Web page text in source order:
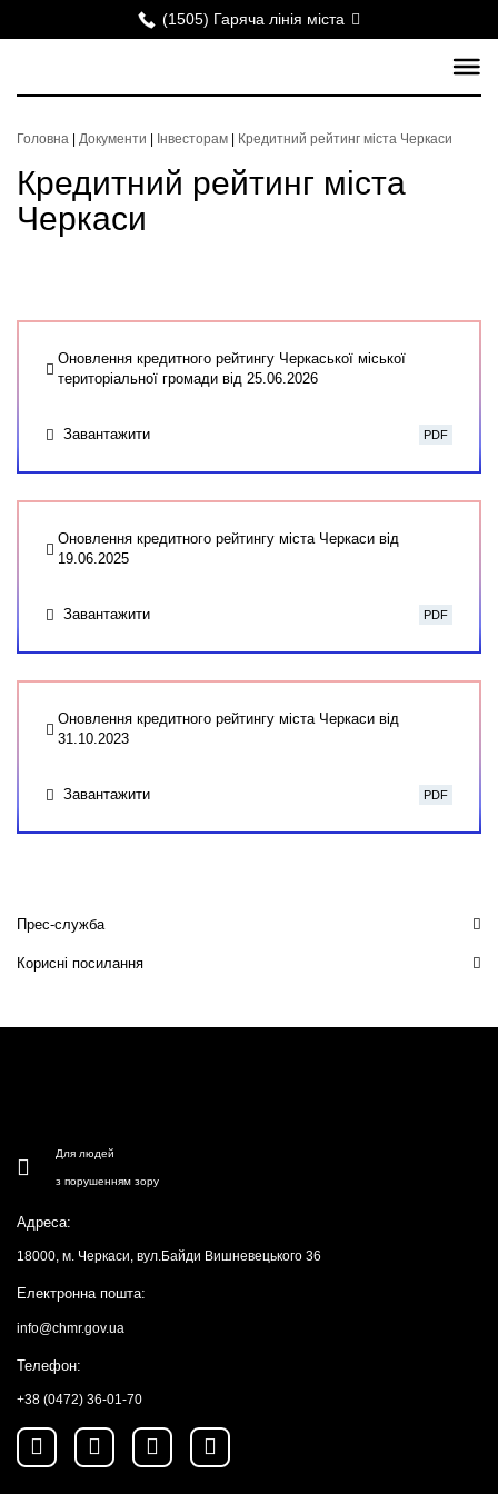
(1505) Гаряча лінія міста
Головна Документи Інвесторам Кредитний рейтинг міста Черкаси
Кредитний рейтинг міста
Черкаси
Оновлення кредитного рейтингу Черкаської міської
територіальної громади від 25.06.2026
Завантажити PDF
Оновлення кредитного рейтингу міста Черкаси від
19.06.2025
Завантажити PDF
Оновлення кредитного рейтингу міста Черкаси від
31.10.2023
Завантажити PDF
Прес-служба
Корисні посилання
Для людей
з порушенням зору
Адреса:
18000, м. Черкаси, вул.Байди Вишневецького 36
Електронна пошта:
info@chmr.gov.ua
Телефон:
+38 (0472) 36-01-70